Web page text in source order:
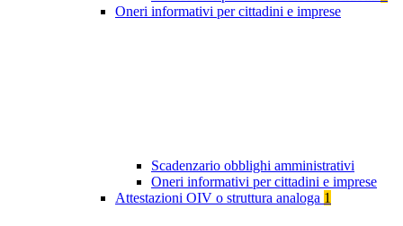
Oneri informativi per cittadini e imprese
Scadenzario obblighi amministrativi
Oneri informativi per cittadini e imprese
Attestazioni OIV o struttura analoga 1